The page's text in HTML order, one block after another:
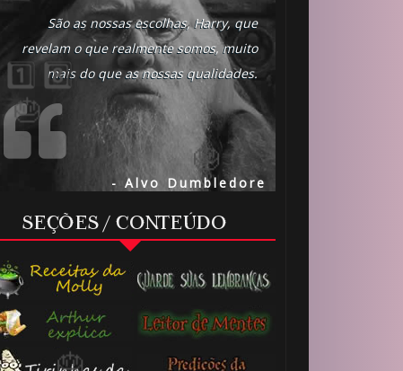
São as nossas escolhas, Harry, que
revelam o que realmente somos, muito
mais do que as nossas qualidades.
- Alvo Dumbledore
SEÇÕES / CONTEÚDO
🎂
1️⃣ 8️⃣